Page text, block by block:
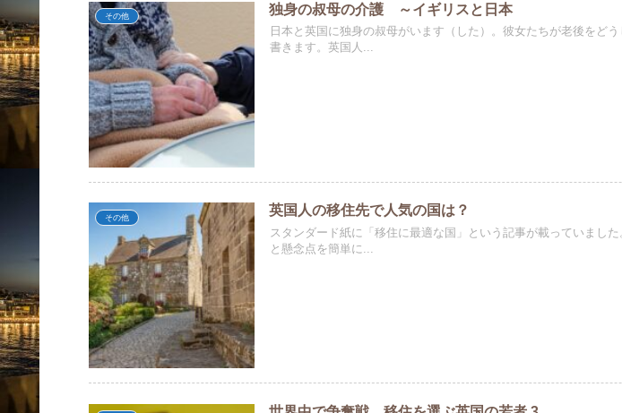
その他 独身の叔母の介護 ～イギリスと日本
日本と英国に独身の叔母がいます（した）。彼女たちが老後をど
書きます。英国人...
その他 英国人の移住先で人気の国は？
スタンダード紙に「移住に最適な国」という記事が載っていまし
と懸念点を簡単に...